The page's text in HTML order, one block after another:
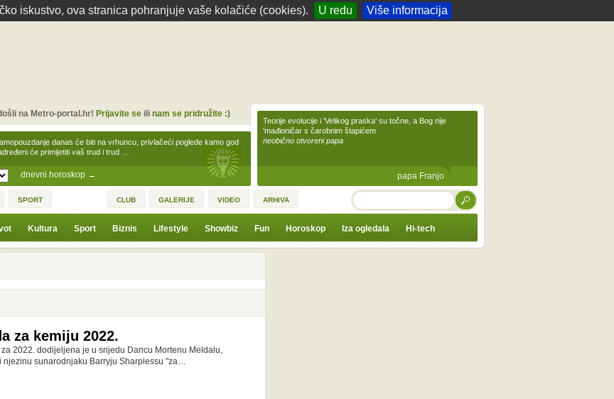
iskustvo, ova stranica pohranjuje vaše kolačiće (cookies). U redu Više informacija
dnevni horoskop →
danas će biti na vrhuncu, privlačeći poglede kamo god
će primijetiti vaš trud i trud …
na Metro-portal.hr! Prijavite seili nam se pridružite :)
Teorije evolucije i 'Velikog praska' su točne, a Bog nije
'mađioničar s čarobnim štapićem
neobično otvoreni papa
papa Franjo
SPORT CLUB GALERIJE VIDEO ARHIVA TRAŽI
Kultura Sport Biznis Lifestyle Showbiz Fun Horoskop Iza ogledala Hi-tech
za kemiju 2022.
2022. dodijeljena je u srijedu Dancu Mortenu Meldalu,
njezinu sunarodnjaku Barryju Sharplessu "za…